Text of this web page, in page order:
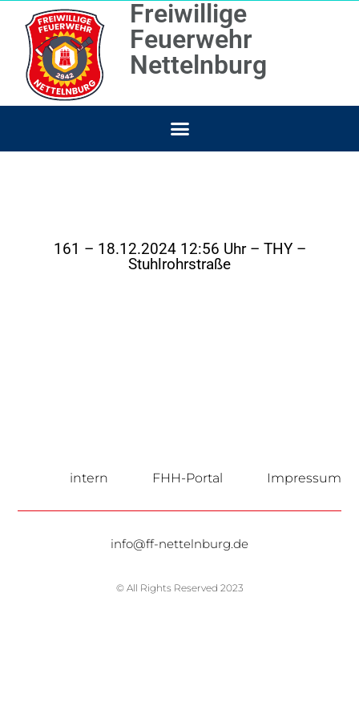
Freiwillige
Feuerwehr
Nettelnburg
161 – 18.12.2024 12:56 Uhr – THY –
Stuhlrohrstraße
intern FHH-Portal Impressum
info@ff-nettelnburg.de
© All Rights Reserved 2023